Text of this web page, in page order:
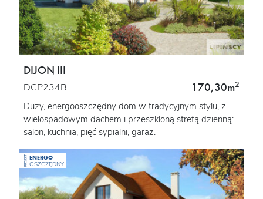
DIJON III
DCP234B 170,30m2
Duży, energooszczędny dom w tradycyjnym stylu, z
wielospadowym dachem i przeszkloną strefą dzienną:
salon, kuchnia, pięć sypialni, garaż.
PROJEKT ENERGO
OSZCZĘDNY